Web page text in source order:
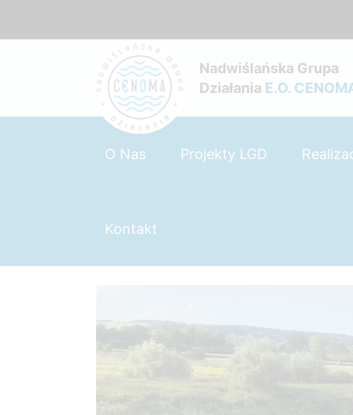
Nadwiślańska Grupa
Działania E.O.
O Nas Projekty LGD
Kontakt